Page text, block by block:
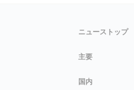
ニューストップ
主要
国内